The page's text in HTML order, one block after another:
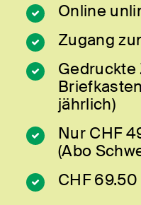
Online
Zugang
Gedruckte
jährlich)
Nur CHF
(Abo
CHF